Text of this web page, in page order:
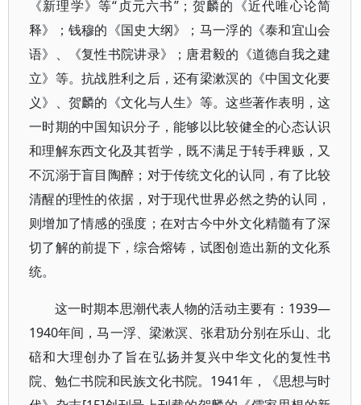
《新理学》等“贞元六书”；贺麟的《近代唯心论简
释》；钱穆的《国史大纲》；马一浮的《泰和宜山会
语》、《复性书院讲录》；唐君毅的《道德自我之建
立》等。抗战胜利之后，还有梁漱溟的《中国文化要
义》、贺麟的《文化与人生》等。这些著作表明，这
一时期的中国知识分子，能够以比较健全的心态认识
和理解东西文化及其哲学，既不满足于转手稗贩，又
不沉溺于盲目陶醉；对于传统文化的认同，有了比较
清醒的理性的依据，对于现代世界必然之势的认同，
则增加了情感的强度；在对古今中外文化精髓有了深
切了解的前提下，综合熔铸，试图创造出新的文化系
统。
这一时期本思潮代表人物的活动主要有：1939—
1940年间，马一浮、梁漱溟、张君劢分别在乐山、北
碚和大理创办了旨在弘扬并复兴中华文化的复性书
院、勉仁书院和民族文化书院。1941年，《思想与时